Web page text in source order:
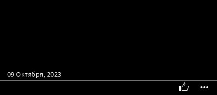
09 Октября, 2023